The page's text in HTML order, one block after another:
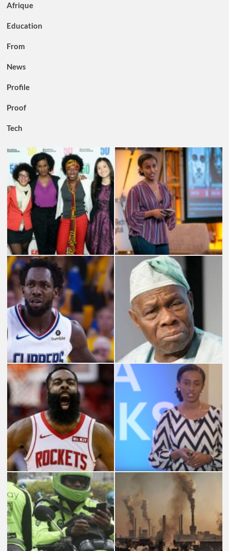
Afrique
Education
From
News
Profile
Proof
Tech